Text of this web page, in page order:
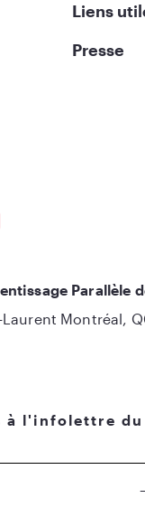
Liens
Presse
à l'infolettre du
Parallèle
Montréal,